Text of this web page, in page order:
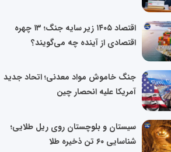
اقتصاد ۱۴۰۵ زیر سایه جنگ؛ ۱۳ چهره
اقتصادی از آینده چه می‌گویند؟
جنگ خاموش مواد معدنی؛ اتحاد جدید
آمریکا علیه انحصار چین
سیستان و بلوچستان روی ریل طلایی؛
شناسایی ۶۰ تن ذخیره طلا